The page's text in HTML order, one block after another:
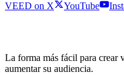
VEED on X
YouTube
La forma más fácil para crear
aumentar su audiencia.